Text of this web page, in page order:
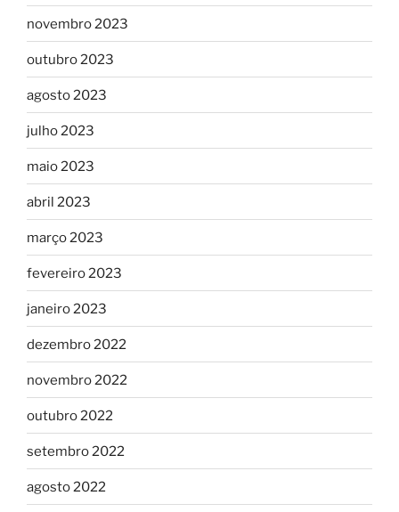
novembro 2023
outubro 2023
agosto 2023
julho 2023
maio 2023
abril 2023
março 2023
fevereiro 2023
janeiro 2023
dezembro 2022
novembro 2022
outubro 2022
setembro 2022
agosto 2022